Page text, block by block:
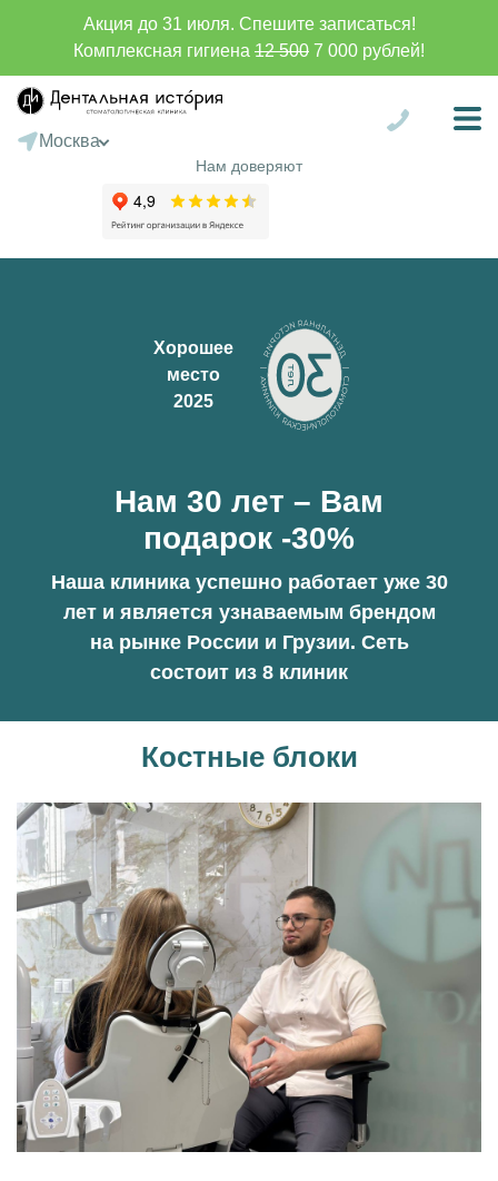
Акция до 31 июля. Спешите записаться!
Комплексная гигиена 12 500 7 000 рублей!
Москва
Нам доверяют
Хорошее
место
2025
Нам 30 лет – Вам
подарок -30%
Наша клиника успешно работает уже 30
лет и является узнаваемым брендом
на рынке России и Грузии. Сеть
состоит из 8 клиник
Костные блоки